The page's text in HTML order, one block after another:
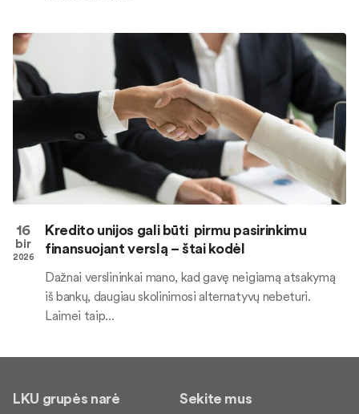
16
bir
2026
Kredito unijos gali būti pirmu pasirinkimu
finansuojant verslą – štai kodėl
Dažnai verslininkai mano, kad gavę neigiamą atsakymą
iš bankų, daugiau skolinimosi alternatyvų nebeturi.
Laimei taip...
LKU grupės narė Sekite mus